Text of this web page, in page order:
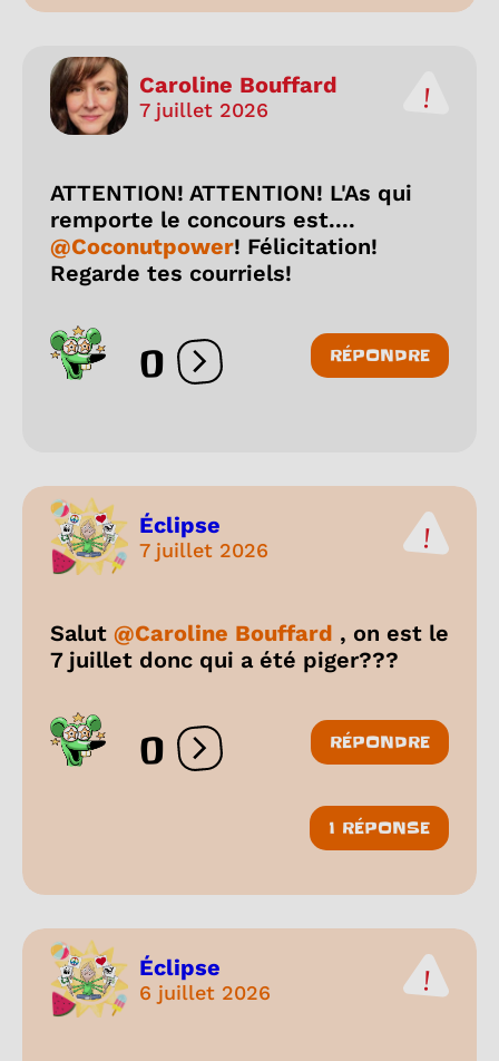
Caroline Bouffard
7 juillet 2026
ATTENTION! ATTENTION! L'As qui
remporte le concours est....
@Coconutpower! Félicitation!
Regarde tes courriels!
0 Ouvrir les réactions
RÉPONDRE
Éclipse
7 juillet 2026
Salut @Caroline Bouffard , on est le
7 juillet donc qui a été piger???
0 Ouvrir les réactions
RÉPONDRE
1 RÉPONSE
Éclipse
6 juillet 2026